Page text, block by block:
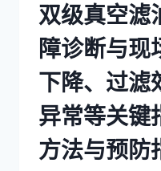
双级真空滤
障诊断与现
下降、过滤
异常等关键
方法与预防